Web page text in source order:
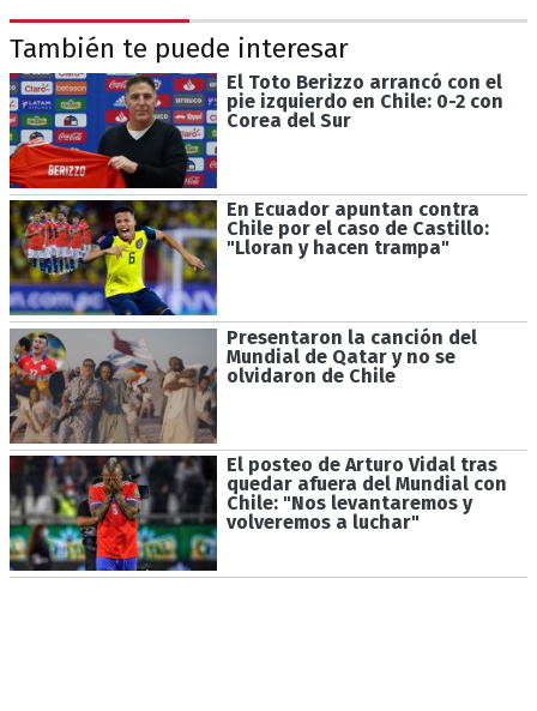
También te puede interesar
El Toto Berizzo arrancó con el
pie izquierdo en Chile: 0-2 con
Corea del Sur
En Ecuador apuntan contra
Chile por el caso de Castillo:
"Lloran y hacen trampa"
Presentaron la canción del
Mundial de Qatar y no se
olvidaron de Chile
El posteo de Arturo Vidal tras
quedar afuera del Mundial con
Chile: "Nos levantaremos y
volveremos a luchar"